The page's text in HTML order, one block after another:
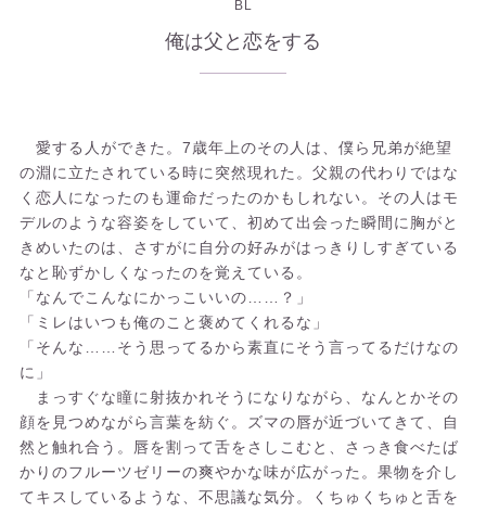
BL
俺は父と恋をする
愛する人ができた。7歳年上のその人は、僕ら兄弟が絶望
の淵に立たされている時に突然現れた。父親の代わりではな
く恋人になったのも運命だったのかもしれない。その人はモ
デルのような容姿をしていて、初めて出会った瞬間に胸がと
きめいたのは、さすがに自分の好みがはっきりしすぎている
なと恥ずかしくなったのを覚えている。
「なんでこんなにかっこいいの……？」
「ミレはいつも俺のこと褒めてくれるな」
「そんな……そう思ってるから素直にそう言ってるだけなの
に」
まっすぐな瞳に射抜かれそうになりながら、なんとかその
顔を見つめながら言葉を紡ぐ。ズマの唇が近づいてきて、自
然と触れ合う。唇を割って舌をさしこむと、さっき食べたば
かりのフルーツゼリーの爽やかな味が広がった。果物を介し
てキスしているような、不思議な気分。くちゅくちゅと舌を